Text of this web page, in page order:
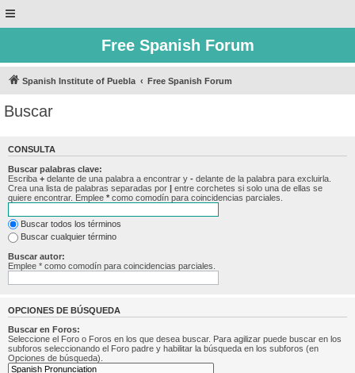
Free Spanish Forum
Spanish Institute of Puebla Free Spanish Forum
Buscar
CONSULTA
Buscar palabras clave:
Escriba + delante de una palabra a encontrar y - delante de la palabra para excluirla.
Crea una lista de palabras separadas por | entre corchetes si solo una de ellas se
quiere encontrar. Emplee * como comodín para coincidencias parciales.
Buscar todos los términos
Buscar cualquier término
Buscar autor:
Emplee * como comodín para coincidencias parciales.
OPCIONES DE BÚSQUEDA
Buscar en Foros:
Seleccione el Foro o Foros en los que desea buscar. Para agilizar puede buscar en los
subforos seleccionando el Foro padre y habilitar la búsqueda en los subforos (en
Opciones de búsqueda).